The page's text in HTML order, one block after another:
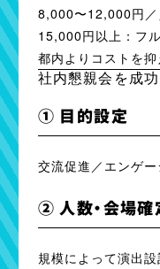
8,000〜12,000円／
15,000円以上：フ
都内よりコストを抑
社内懇親会を成
① 目的設定
交流促進／エンゲ
② 人数・会場確
規模によって演出設